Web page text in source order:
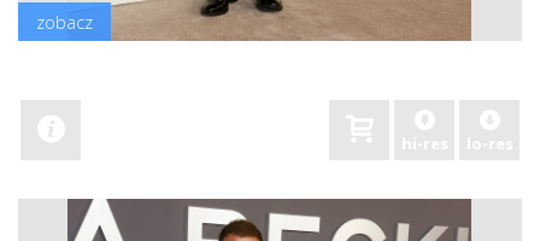
zobacz
hi-res lo-res